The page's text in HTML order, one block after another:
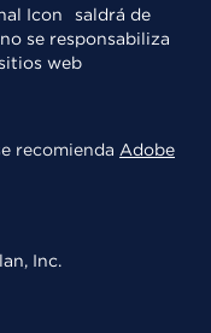
saldrá de
se responsabiliza
web
recomienda Adobe
Inc.